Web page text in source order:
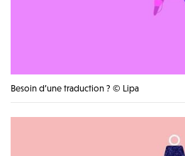
Besoin d’une traduction ? © Lipa